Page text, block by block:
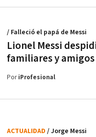
Lionel Messi
familiares y
/ Falleció el papá de Messi
PoriProfesional
ACTUALIDAD / Jorge Messi